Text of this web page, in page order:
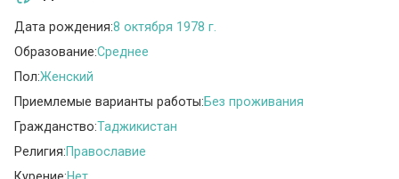
Дата рождения:8 октября 1978 г.
Образование:Среднее
Пол:Женский
Приемлемые варианты работы:Без проживания
Гражданство:Таджикистан
Религия:Православие
Курение:Нет